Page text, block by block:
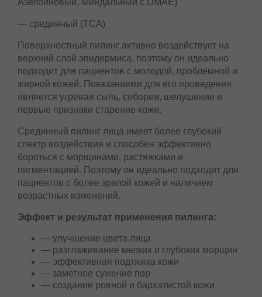
Азелоиновый, Миндальный с DMAE)
— срединный (ТСА)
Поверхностный пилинг активно воздействует на
верхний слой эпидермиса, поэтому он идеально
подходит для пациентов с молодой, проблемной
и жирной кожей. Показаниями для его
проведения является угревая сыпь, себорея,
шелушение и первые признаки старение кожи.
Срединный пилинг лица имеет более глубокий
спектр воздействия и способен эффективно
бороться с морщинами, растяжками и
пигментацией. Поэтому он идеально подходит
для пациентов с более зрелой кожей и наличием
возрастных изменений.
Эффект и результат применения пилинга:
— улучшение цвета лица
— разглаживание мелких и глубоких
морщин
— эффективная подтяжка кожи
— заметное сужение пор